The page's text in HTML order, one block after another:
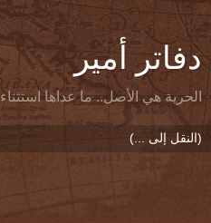
دفاتر أمير
الحرية هي الأصل.. ما عداها استثناء